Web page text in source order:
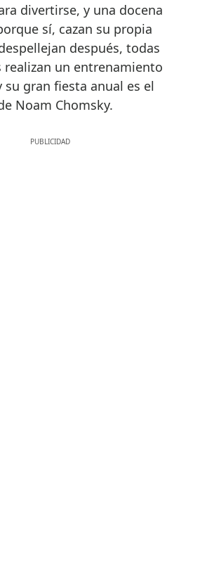
divertirse, y una docena
sí, cazan su propia
después, todas
realizan un entrenamiento
gran fiesta anual es el
Noam Chomsky.